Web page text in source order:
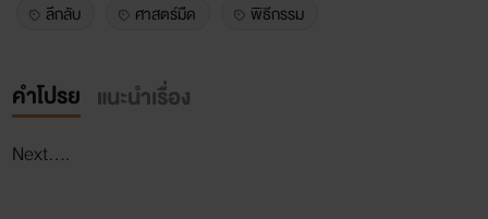
ลึกลับ
ศาสตร์มืด พิธีกรรม
คำโปรย แนะนำเรื่อง
Next....